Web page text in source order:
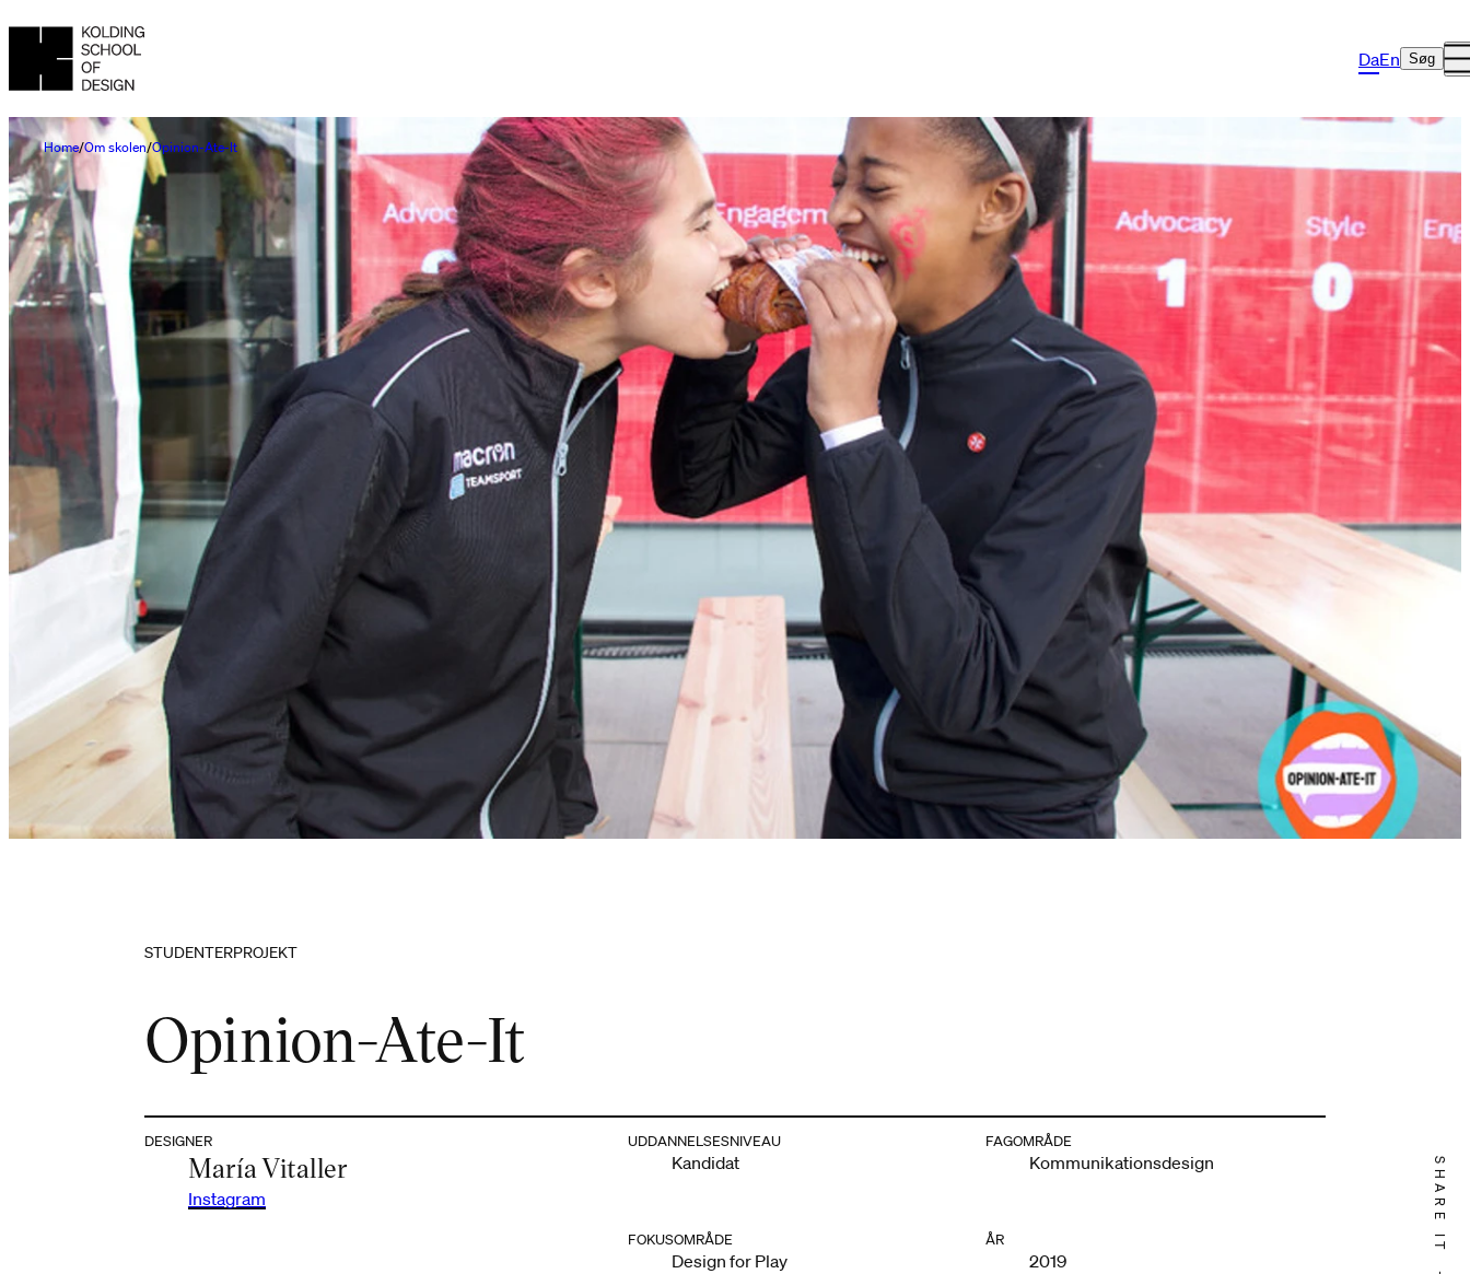
DaEn Søg
Home Om skolen Opinion-Ate-It
STUDENTERPROJEKT
Opinion-Ate-It
DESIGNER
María Vitaller
Instagram
UDDANNELSESNIVEAU
Kandidat
FAGOMRÅDE
Kommunikationsdesign
FOKUSOMRÅDE
Design for Play
ÅR
2019
SHARE IT